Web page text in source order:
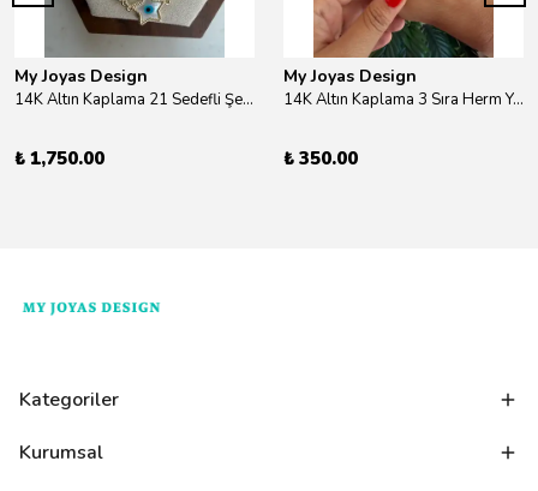
My Joyas Design
14K Altın Kaplama 21 Sedefli Şekiller Kolye 46cm
₺ 1,750.00
My Joyas Design
14K Altın Kaplama 3 Sıra Herm Yüzük Gold
₺ 350.00
Kategoriler
Kurumsal